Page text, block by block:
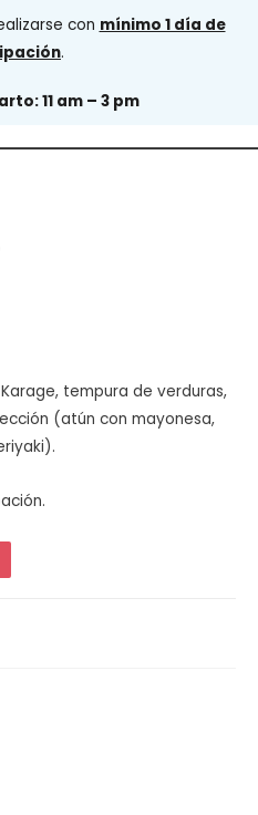
con mínimo 1 día de
.
11 am – 3 pm
tempura de verduras,
(atún con mayonesa,